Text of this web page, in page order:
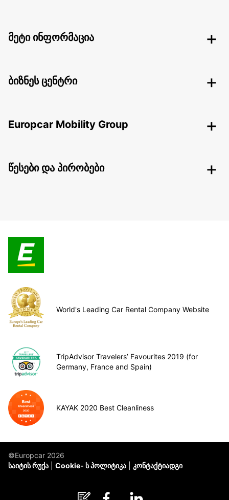
მეტი ინფორმაცია
ბიზნეს ცენტრი
Europcar Mobility Group
წესები და პირობები
World's Leading Car Rental Company Website
TripAdvisor Travelers’ Favourites 2019 (for
Germany, France and Spain)
KAYAK 2020 Best Cleanliness
©Europcar 2026
საიტის რუქა
Cookie- ს პოლიტიკა კონტაქტიადგი